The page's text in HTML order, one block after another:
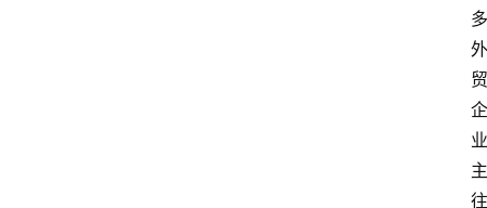
多
外
贸
企
业
主
往